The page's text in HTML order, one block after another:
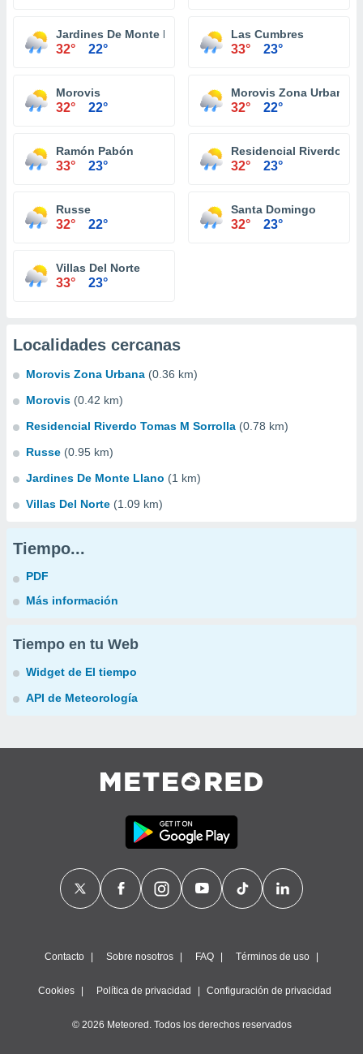
Jardines De Monte Llano
32° 22°
Las Cumbres
33° 23°
Morovis
32° 22°
Morovis Zona Urbana
32° 22°
Ramón Pabón
33° 23°
Residencial Riverdo
32° 23°
Russe
32° 22°
Santa Domingo
32° 23°
Villas Del Norte
33° 23°
Localidades cercanas
Morovis Zona Urbana (0.36 km)
Morovis (0.42 km)
Residencial Riverdo Tomas M Sorrolla (0.78 km)
Russe (0.95 km)
Jardines De Monte Llano (1 km)
Villas Del Norte (1.09 km)
Tiempo...
PDF
Más información
Tiempo en tu Web
Widget de El tiempo
API de Meteorología
Contacto Sobre nosotros FAQ Términos de uso
Cookies Política de privacidad Configuración de privacidad
© 2026 Meteored. Todos los derechos reservados